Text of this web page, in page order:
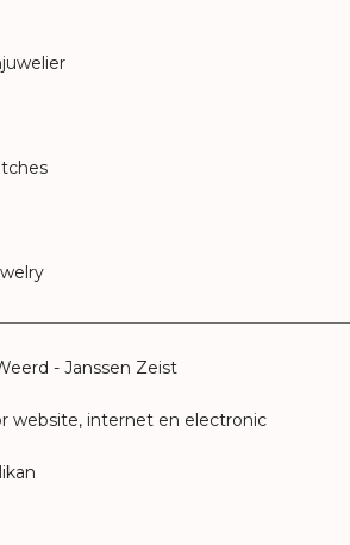
- Janssen Zeist
website, internet en electronic